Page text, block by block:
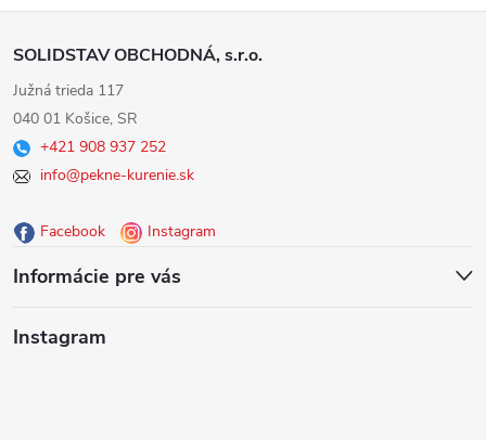
Z
á
p
ä
e
SOLIDSTAV OBCHODNÁ, s.r.o.
Južná trieda 117
040 01 Košice, SR
+421 908 937 252
info@pekne-kurenie.sk
Facebook Instagram
Informácie pre vás
Instagram